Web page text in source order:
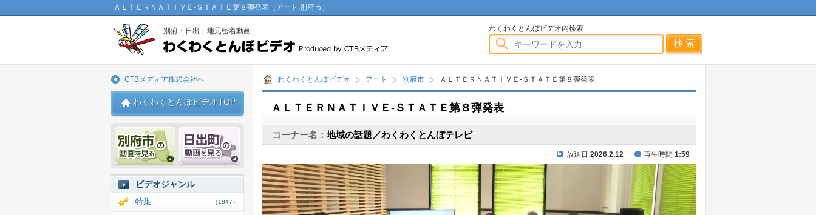
ＡＬＴＥＲＮＡＴＩＶＥ-ＳＴＡＴＥ第８弾発表（アート,別府市）
別府・日出 地元密着動画 わくわくとんぼビデオわくわくとんぼビデオ内検索
わくわくとんぼビデオ アート 別府市 ＡＬＴＥＲＮＡＴＩＶＥ-ＳＴＡＴＥ第８弾発表
ＡＬＴＥＲＮＡＴＩＶＥ-ＳＴＡＴＥ第８弾発表
コーナー名：地域の話題／わくわくとんぼテレビ
放送日 2026.2.12 再生時間 1:59
CTBメディア株式会社へ
わくわくとんぼビデオTOP
別府市 動画 日出 動画
ビデオジャンル
特集 （1847）